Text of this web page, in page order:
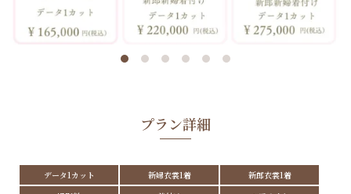
プラン詳細
データ1カット 新婦衣裳1着
新郎衣裳1着